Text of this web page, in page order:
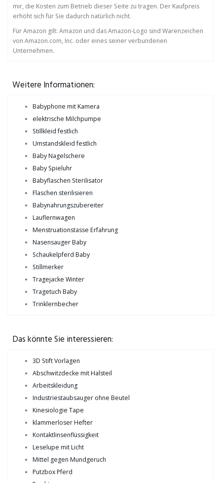
mir, die Kosten zum Betrieb dieser Seite zu tragen. Der Kaufpreis
erhöht sich für Sie dadurch natürlich nicht.
Für Amazon gilt: Amazon und das Amazon-Logo sind Warenzeichen
von Amazon.com, Inc. oder eines seiner verbundenen
Unternehmen.
Weitere Informationen:
Babyphone mit Kamera
elektrische Milchpumpe
Stillkleid festlich
Umstandskleid festlich
Baby Nagelschere
Baby Spieluhr
Babyflaschen Sterilisator
Flaschen sterilisieren
Babynahrungszubereiter
Lauflernwagen
Menstruationstasse Erfahrung
Nasensauger Baby
Schaukelpferd Baby
Stillmerker
Tragejacke Winter
Tragetuch Baby
Trinklernbecher
Das könnte Sie interessieren:
3D Stift Vorlagen
Abschwitzdecke mit Halsteil
Arbeitskleidung
Industriestaubsauger ohne Beutel
Kinesiologie Tape
klammerloser Hefter
Kontaktlinsenflüssigkeit
Leselupe mit Licht
Mittel gegen Mundgeruch
Putzbox Pferd